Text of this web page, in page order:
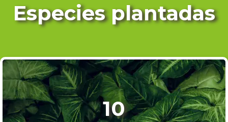
Especies plantadas
10